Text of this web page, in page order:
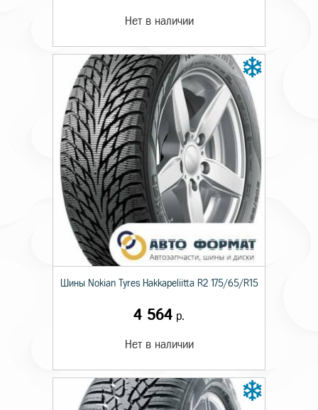
Нет в наличии
Шины Nokian Tyres Hakkapeliitta R2 175/65/R15
4 564 р.
Нет в наличии